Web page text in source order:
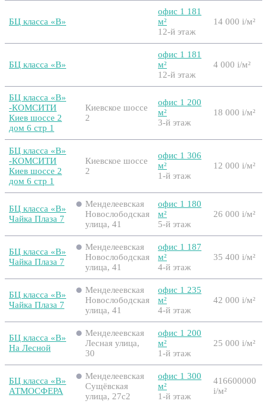
БЦ класса «B»
офис 1 181
м²
12-й этаж
14 000 i/м²
БЦ класса «B»
офис 1 181
м²
12-й этаж
4 000 i/м²
БЦ класса «B»
-КОМСИТИ
Киев шоссе 2
дом 6 стр 1
Киевское шоссе
2
офис 1 200
м²
3-й этаж
18 000 i/м²
БЦ класса «B»
-КОМСИТИ
Киев шоссе 2
дом 6 стр 1
Киевское шоссе
2
офис 1 306
м²
1-й этаж
12 000 i/м²
БЦ класса «B»
Чайка Плаза 7
Менделеевская
Новослободская
улица, 41
офис 1 180
м²
5-й этаж
26 000 i/м²
БЦ класса «B»
Чайка Плаза 7
Менделеевская
Новослободская
улица, 41
офис 1 187
м²
4-й этаж
35 400 i/м²
БЦ класса «B»
Чайка Плаза 7
Менделеевская
Новослободская
улица, 41
офис 1 235
м²
4-й этаж
42 000 i/м²
БЦ класса «B»
На Лесной
Менделеевская
Лесная улица,
30
офис 1 200
м²
1-й этаж
25 000 i/м²
БЦ класса «B»
АТМОСФЕРА
Менделеевская
Сущёвская
улица, 27с2
офис 1 300
м²
1-й этаж
416600000
i/м²